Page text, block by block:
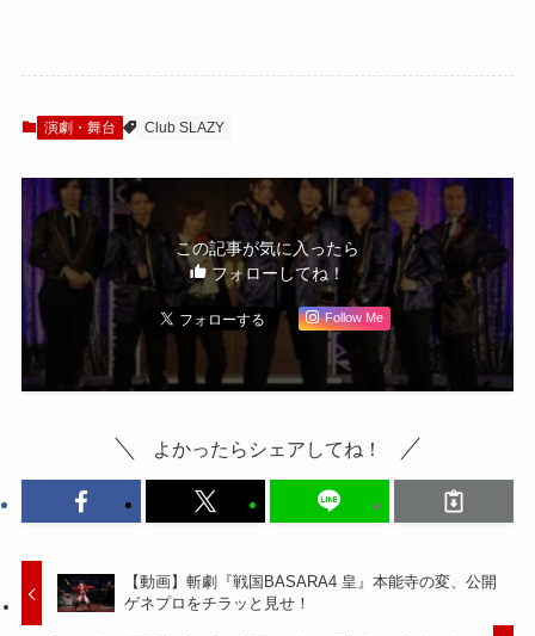
ならアリ！」
演劇・舞台 Club SLAZY
この記事が気に入ったら
フォローしてね！
Follow Me
よかったらシェアしてね！
【動画】斬劇『戦国BASARA4 皇』本能寺の変、公開
ゲネプロをチラッと見せ！